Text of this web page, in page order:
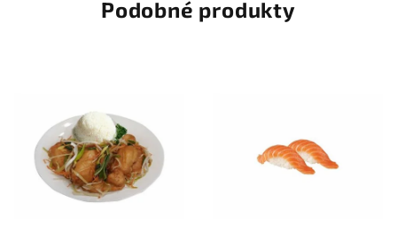
Podobné produkty